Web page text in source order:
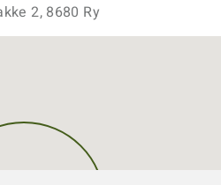
2, 8680 Ry